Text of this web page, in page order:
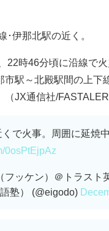
･伊那北駅の近く。
22時46分頃に沿線で
市駅～北殿駅間の上下
JX通信社/
で火事。周囲に延焼
0osPtEjpAz
ッケン）＠トラスト
塾） (@eigodo)